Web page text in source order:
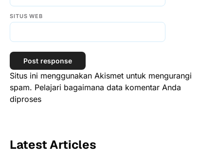
SITUS WEB
Situs ini menggunakan Akismet untuk mengurangi
spam. Pelajari bagaimana data komentar Anda
diproses
Latest Articles